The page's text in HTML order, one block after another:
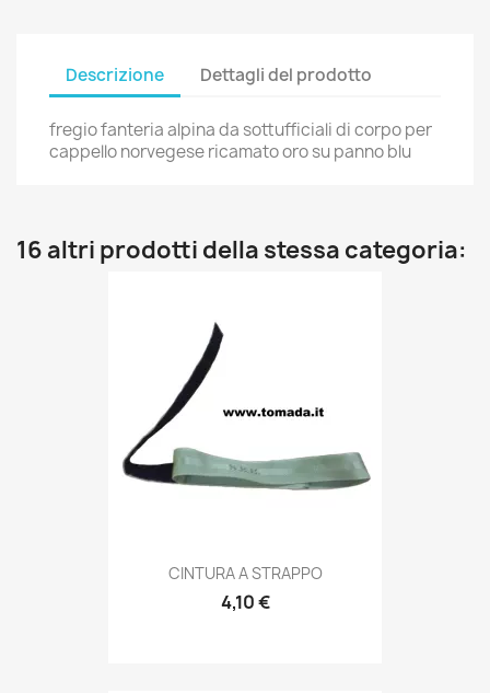
Descrizione Dettagli del prodotto
fregio fanteria alpina da sottufficiali di corpo per
cappello norvegese ricamato oro su panno blu
16 altri prodotti della stessa categoria:
 Anteprima
CINTURA A STRAPPO
4,10 €